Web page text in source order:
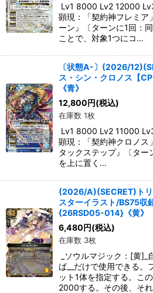
Lv1 8000 Lv2 12000
顕現：「契約神フレミア
ーン』〔ターンに1回：
ことで、対象1つにコ…
〔状態A-〕(2026/
ス・シン・クロノス【
《青》
12,800円(税込)
在庫数 1枚
Lv1 8000 Lv2 11000
顕現：「契約神クロノス
タックステップ』〔ター
を上に置く…
(2026/A)(SECRET)トリ
スターイラスト/BS75収
{26RSD05-014}《黄》
6,480円(税込)
在庫数 3枚
_ソウルマジック：[黄
ば__だけで使用できる。
ット1体を指定する。こ
2000する。その後、そ